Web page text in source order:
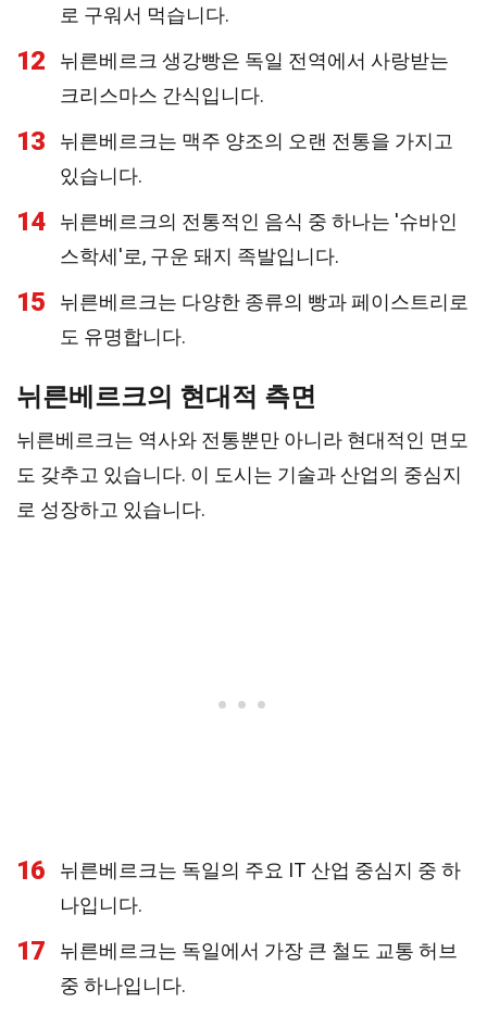
로 구워서 먹습니다.
12
뉘른베르크 생강빵은 독일 전역에서 사랑받는
크리스마스 간식입니다.
13
뉘른베르크는 맥주 양조의 오랜 전통을 가지고
있습니다.
14
뉘른베르크의 전통적인 음식 중 하나는 '슈바인
스학세'로, 구운 돼지 족발입니다.
15
뉘른베르크는 다양한 종류의 빵과 페이스트리로
도 유명합니다.
뉘른베르크의 현대적 측면
뉘른베르크는 역사와 전통뿐만 아니라 현대적인 면모
도 갖추고 있습니다. 이 도시는 기술과 산업의 중심지
로 성장하고 있습니다.
16
뉘른베르크는 독일의 주요 IT 산업 중심지 중 하
나입니다.
17
뉘른베르크는 독일에서 가장 큰 철도 교통 허브
중 하나입니다.